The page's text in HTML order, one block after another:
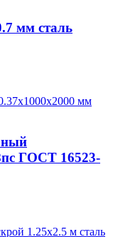
мм сталь
ГОСТ 16523-